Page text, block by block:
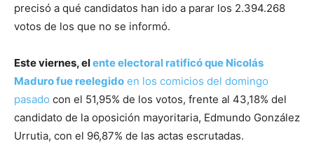
precisó a qué candidatos han ido a parar los 2.394.268
votos de los que no se informó.
Este viernes, elente electoral ratificó que Nicolás
Maduro fue reelegido en los comicios del domingo
pasado con el 51,95% de los votos, frente al 43,18% del
candidato de la oposición mayoritaria, Edmundo González
Urrutia, con el 96,87% de las actas escrutadas.